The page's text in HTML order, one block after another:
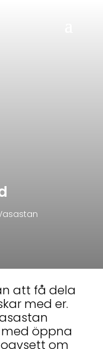
att få dela
med er.
öppna
om